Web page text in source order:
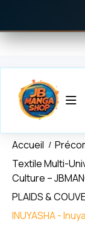
dès 150
Accueil
Textile Multi-
Culture –
PLAIDS &
INUYASHA -
Panneau de